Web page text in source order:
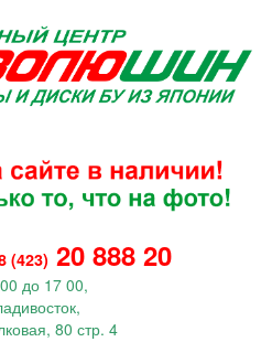
(423) 20 888 20
до 17 00,
80 стр. 4